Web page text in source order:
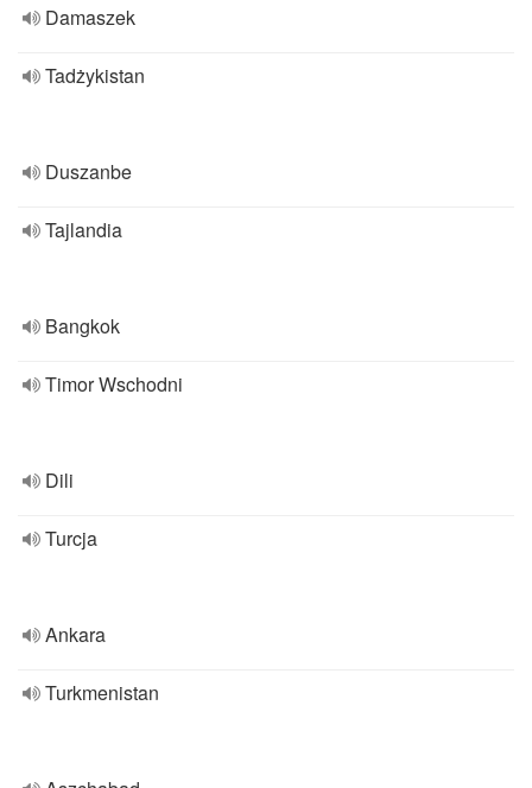
Damaszek
Tadżykistan
Duszanbe
Tajlandia
Bangkok
Timor Wschodni
Dili
Turcja
Ankara
Turkmenistan